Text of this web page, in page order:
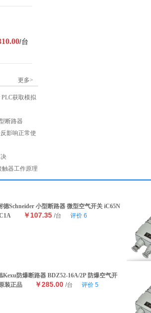
/台
更多>
获取模拟
断路器
影响正常使
器工作原理
德Schneider 小型断路器 微型空气开关 iC65N
￥107.35 /台 评价 6
Kexu防爆断路器 BDZ52-16A/2P 防爆空气开
装正品
￥285.00 /台 评价 5